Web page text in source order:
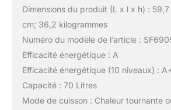
Dimensions du produit (L x l x h) :
cm; 36,2 kilogrammes
Numéro du modèle de l’article :
Efficacité énergétique : A
Efficacité énergétique (10 niveaux) :
Capacité : 70 Litres
Mode de cuisson : Chaleur tournante